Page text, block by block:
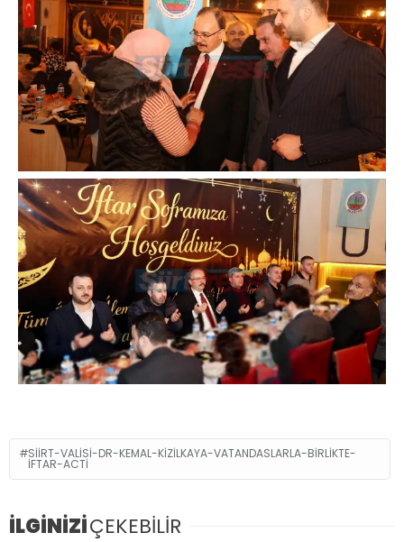
SIIRT-VALISI-DR-KEMAL-KIZILKAYA-VATANDASLARLA-BIRLIKTE-
IFTAR-ACTI
İLGİNİZİÇEKEBİLİR